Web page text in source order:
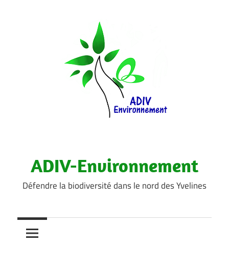
ADIV-Environnement
Défendre la biodiversité dans le nord des Yvelines